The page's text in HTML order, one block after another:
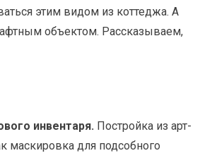
этим видом из коттеджа. А
объектом. Рассказываем,
инвентаря. Постройка из арт-
маскировка для подсобного